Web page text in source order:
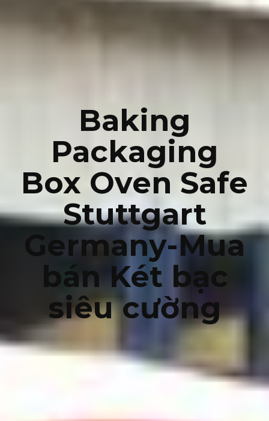
Baking
Packaging
Box Oven Safe
Stuttgart
Germany-Mua
bán Két bạc
siêu cường